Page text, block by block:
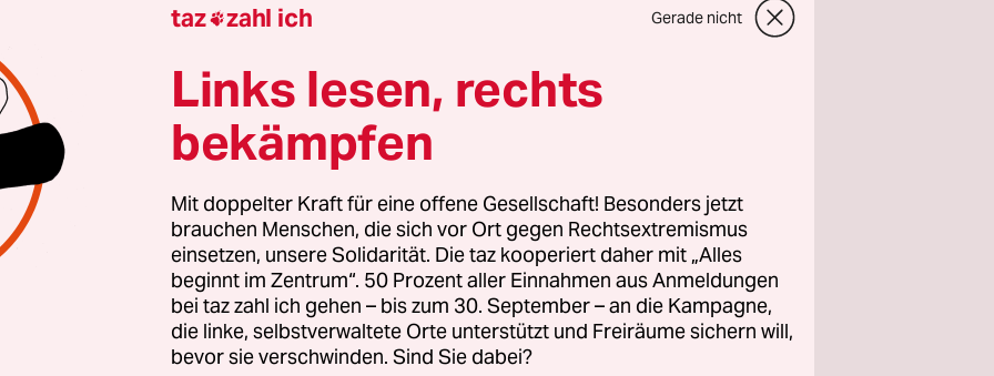
Queer-Community ist weit gekommen, und doch
noch viel Arbeit vor ihr, um die Grundpfeiler der
zu zernagen. Jede*r dritte Homosexuelle
so das traurige Ergebniseiner
Studie des Deutschen Instituts für Wirtschaftsforschung
Universität Bielefeld. Bei transsexuellen Menschen liegt
Gemobbten noch höher. Dass sexuelle Orientierung auch
des Jahres 2020 überhaupt noch ein Thema ist, ist ein
aufgrund sexueller Orientierung und
taz zahl ich Gerade nicht
Links lesen, rechts
bekämpfen
Mit doppelter Kraft für eine offene Gesellschaft! Besonders jetzt
brauchen Menschen, die sich vor Ort gegen Rechtsextremismus
einsetzen, unsere Solidarität. Die taz kooperiert daher mit „Alles
beginnt im Zentrum“. 50 Prozent aller Einnahmen aus Anmeldungen
bei taz zahl ich gehen – bis zum 30. September – an die Kampagne,
die linke, selbstverwaltete Orte unterstützt und Freiräume sichern will,
bevor sie verschwinden. Sind Sie dabei?